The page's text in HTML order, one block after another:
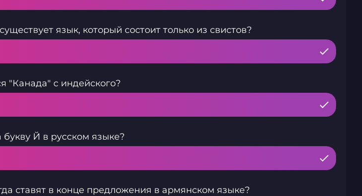
язык, который состоит только из свистов?
"Канада" с индейского?
букву Й в русском языке?
ставят в конце предложения в армянском языке?